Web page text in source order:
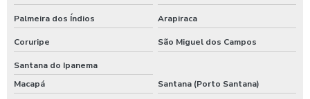
Palmeira dos Índios Arapiraca
Coruripe São Miguel dos Campos
Santana do Ipanema
Macapá
Santana (Porto Santana)